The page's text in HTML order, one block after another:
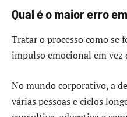
Qual é o maior erro
Tratar o processo como se
impulso emocional em vez
No mundo corporativo, a
várias pessoas e ciclos